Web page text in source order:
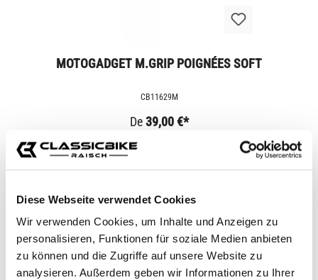
Diese Webseite verwendet Cookies
Wir verwenden Cookies, um Inhalte und Anzeigen zu
personalisieren, Funktionen für soziale Medien anbieten
zu können und die Zugriffe auf unsere Website zu
analysieren. Außerdem geben wir Informationen zu Ihrer
MOTOGADGET M.GRIP POIGNÉES SOFT
CB11629M
De39,00 €*